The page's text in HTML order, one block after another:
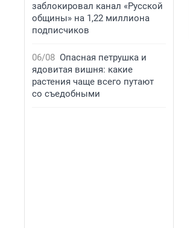
заблокировал канал «Русской
общины» на 1,22 миллиона
подписчиков
06/08 Опасная петрушка и
ядовитая вишня: какие
растения чаще всего путают
со съедобными